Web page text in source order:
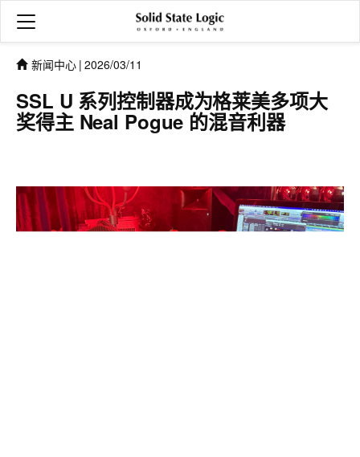
新闻中心 | 2026/03/11
SSL U 系列控制器成为格莱美多项大
奖得主 Neal Pogue 的混音利器